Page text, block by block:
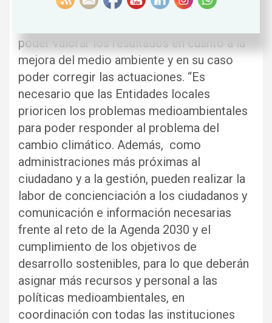
indicadores que permitan determinar el
poder valorar los resultados en cuanto a la
mejora del medio ambiente y en su caso
poder corregir las actuaciones. “Es
necesario que las Entidades locales
prioricen los problemas medioambientales
para poder responder al problema del
cambio climático. Además, como
administraciones más próximas al
ciudadano y a la gestión, pueden realizar la
labor de concienciación a los ciudadanos y
comunicación e información necesarias
frente al reto de la Agenda 2030 y el
cumplimiento de los objetivos de
desarrollo sostenibles, para lo que deberán
asignar más recursos y personal a las
políticas medioambientales, en
coordinación con todas las instituciones